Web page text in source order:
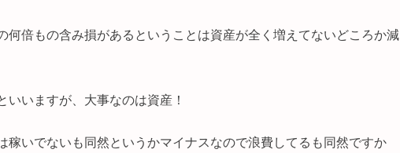
何倍もの含み損があるということは資産が全く増えてないどころか減
いますが、大事なのは資産！
稼いでないも同然というかマイナスなので浪費してるも同然ですか